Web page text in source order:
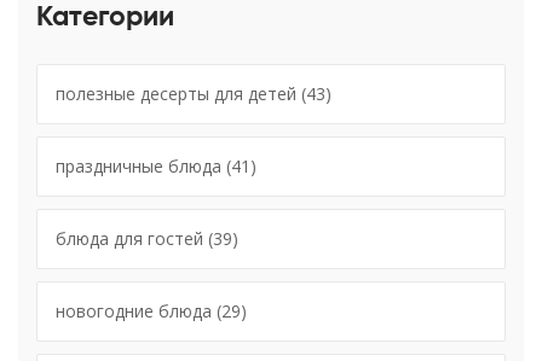
Категории
полезные десерты для детей (43)
праздничные блюда (41)
блюда для гостей (39)
новогодние блюда (29)